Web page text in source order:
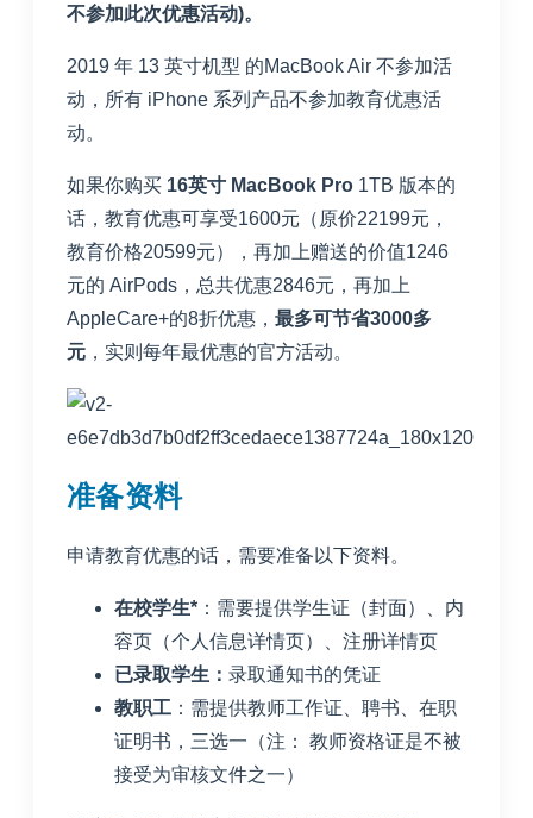
不参加此次优惠活动)。
2019 年 13 英⼨机型 的MacBook Air 不参加活
动，所有 iPhone 系列产品不参加教育优惠活
动。
如果你购买 16英寸 MacBook Pro 1TB 版本的
话，教育优惠可享受1600元（原价22199元，
教育价格20599元），再加上赠送的价值1246
元的 AirPods，总共优惠2846元，再加上
AppleCare+的8折优惠， 最多可节省3000多
元 ，实则每年最优惠的官方活动。
准备资料
申请教育优惠的话，需要准备以下资料。
在校学生* ：需要提供学生证（封面）、内
容页（个人信息详情页）、注册详情页
已录取学生： 录取通知书的凭证
教职工 ：需提供教师工作证、聘书、在职
证明书，三选一（注： 教师资格证是不被
接受为审核文件之一）